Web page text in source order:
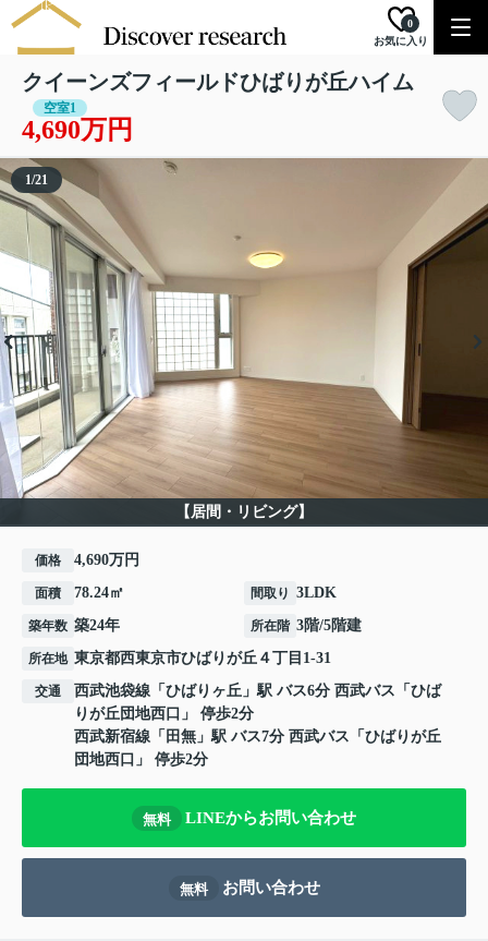
お気に入り
0
クイーンズフィールドひばりが丘ハイム
空室1
4,690万円
【居間・リビング】
1/21
価格 4,690万円
面積 78.24㎡ 間取り 3LDK
築年数 築24年 所在階 3階/5階建
所在地 東京都西東京市ひばりが丘 ４丁目1-31
交通 西武池袋線 「 ひばりヶ丘 」駅 バス6分 西武バス「ひば
りが丘団地西口」 停歩2分
西武新宿線 「 田無 」駅 バス7分 西武バス「ひばりが丘
団地西口」 停歩2分
無料 LINEからお問い合わせ
無料 お問い合わせ